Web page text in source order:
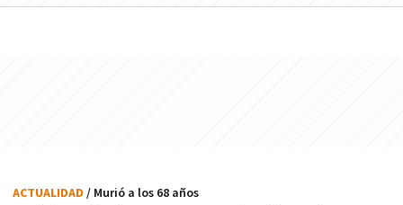
ACTUALIDAD / Murió a los 68 años